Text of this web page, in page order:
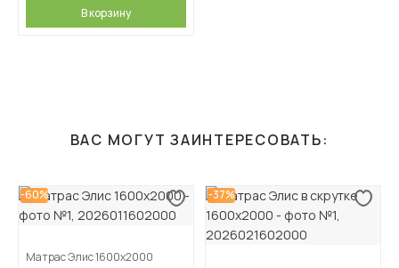
В корзину
ВАС МОГУТ ЗАИНТЕРЕСОВАТЬ:
-60%
Матрас Элис 1600х2000
-37%